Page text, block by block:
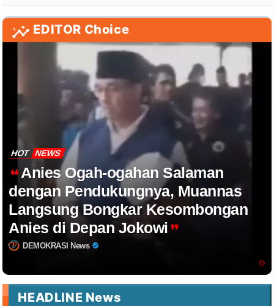
EDITOR Choice
HOT NEWS
Anies Ogah-ogahan Salaman
dengan Pendukungnya, Muannas
Langsung Bongkar Kesombongan
Anies di Depan Jokowi
DEMOKRASI News
HEADLINE News